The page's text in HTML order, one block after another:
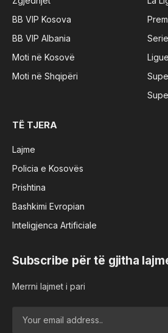
BB VIP Kosova
BB VIP Albania
Moti në Kosovë
Moti në Shqipëri
TË TJERA
Lajme
Policia e Kosovës
Prishtina
Bashkimi Evropian
Inteligjenca Artificiale
Subscribe për të gjitha
Merrni lajmet i pari